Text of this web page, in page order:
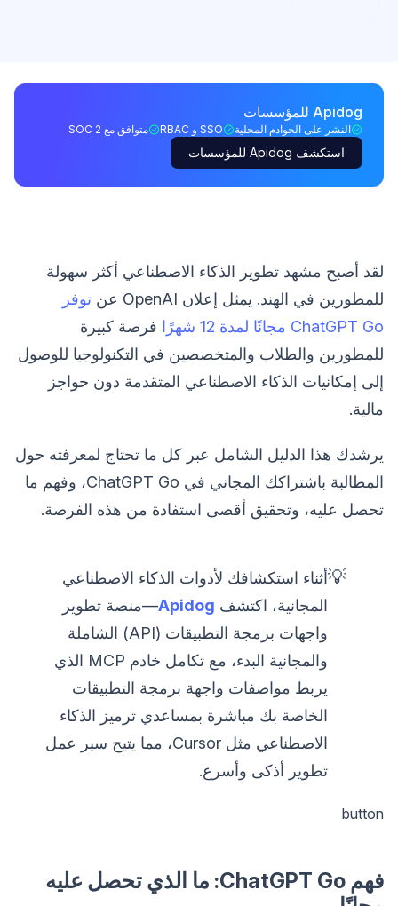
Apidog للمؤسسات
النشر على الخوادم المحلية SSO و RBAC متوافق مع SOC 2
استكشف Apidog للمؤسسات
لقد أصبح مشهد تطوير الذكاء الاصطناعي أكثر سهولة
للمطورين في الهند. يمثل إعلان OpenAI عن
توفر
ChatGPT Go مجانًا لمدة 12 شهرًا
فرصة كبيرة
للمطورين والطلاب والمتخصصين في التكنولوجيا للوصول
إلى إمكانيات الذكاء الاصطناعي المتقدمة دون حواجز
مالية.
يرشدك هذا الدليل الشامل عبر كل ما تحتاج لمعرفته حول
المطالبة باشتراكك المجاني في ChatGPT Go، وفهم ما
تحصل عليه، وتحقيق أقصى استفادة من هذه الفرصة.
💡أثناء استكشافك لأدوات الذكاء الاصطناعي
المجانية، اكتشف Apidog—منصة تطوير
واجهات برمجة التطبيقات (API) الشاملة
والمجانية البدء، مع تكامل خادم MCP الذي
يربط مواصفات واجهة برمجة التطبيقات
الخاصة بك مباشرة بمساعدي ترميز الذكاء
الاصطناعي مثل Cursor، مما يتيح سير عمل
تطوير أذكى وأسرع.
button
فهم ChatGPT Go: ما الذي تحصل عليه